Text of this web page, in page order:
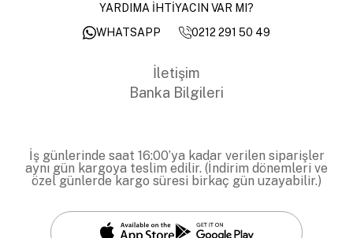
YARDIMA İHTİYACIN VAR MI?
WHATSAPP
0212 291 50 49
İletişim
Banka Bilgileri
İş günlerinde saat 16:00’ya kadar verilen siparişler
aynı gün kargoya teslim edilir. (İndirim dönemleri ve
özel günlerde kargo süresi birkaç gün uzayabilir.)